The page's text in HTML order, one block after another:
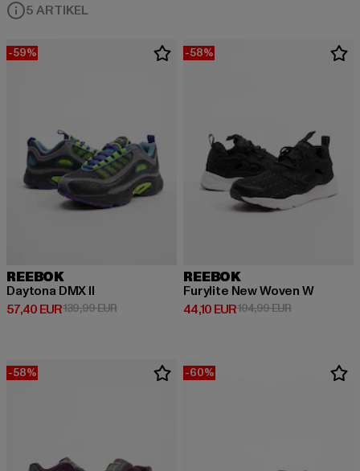
5 ARTIKEL
-59%
REEBOK
Daytona DMX II
57,40 EUR
Derzeitiger Preis: 57,40 EUR
139,99 EURAktionspreis: 139,99 EUR
-58%
REEBOK
Furylite New Woven W
44,10 EUR
Derzeitiger Preis: 44,10 EUR
104,99 EURAktionspreis:
-58% -60%